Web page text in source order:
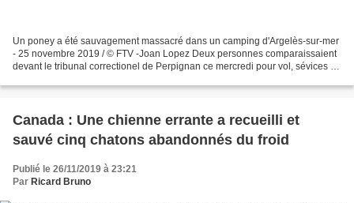
Un poney a été sauvagement massacré dans un camping d'Argelès-sur-mer
- 25 novembre 2019 / © FTV -Joan Lopez Deux personnes comparaissaient
devant le tribunal correctionel de Perpignan ce mercredi pour vol, sévices et
Canada : Une chienne errante a recueilli et
sauvé cinq chatons abandonnés du froid
Publié le 26/11/2019 à 23:21
Par Ricard Bruno